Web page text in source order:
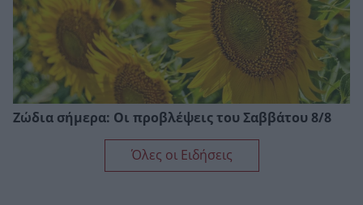
Ζώδια σήμερα: Οι προβλέψεις του Σαββάτου 8/8
Όλες οι Ειδήσεις